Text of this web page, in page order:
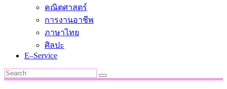
คณิตศาสตร์
การงานอาชีพ
ภาษาไทย
ศิลปะ
E–Service